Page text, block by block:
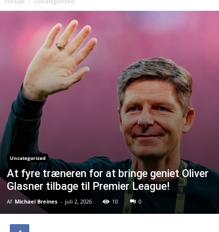
Uncategorized
At fyre træneren for at bringe geniet Oliver
Glasner tilbage til Premier League!
Af Michael Breines - juli 2, 2026 10 0